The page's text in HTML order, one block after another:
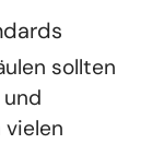
sollten